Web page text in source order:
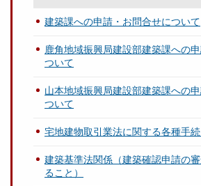
建築課への申請・お問合せについて
鹿角地域振興局建設部建築課への
ついて
山本地域振興局建設部建築課への
ついて
宅地建物取引業法に関する各種手
建築基準法関係（建築確認申請の
ること）